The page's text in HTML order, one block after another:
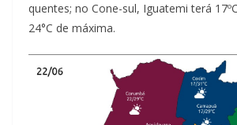
quentes; no Cone-sul, Iguatemi terá
24°C de máxima.